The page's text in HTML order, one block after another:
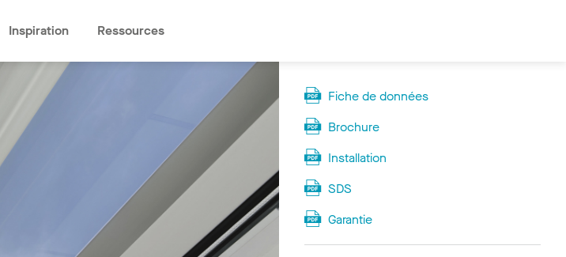
Inspiration Ressources
Fiche de données
Brochure
Installation
SDS
Garantie